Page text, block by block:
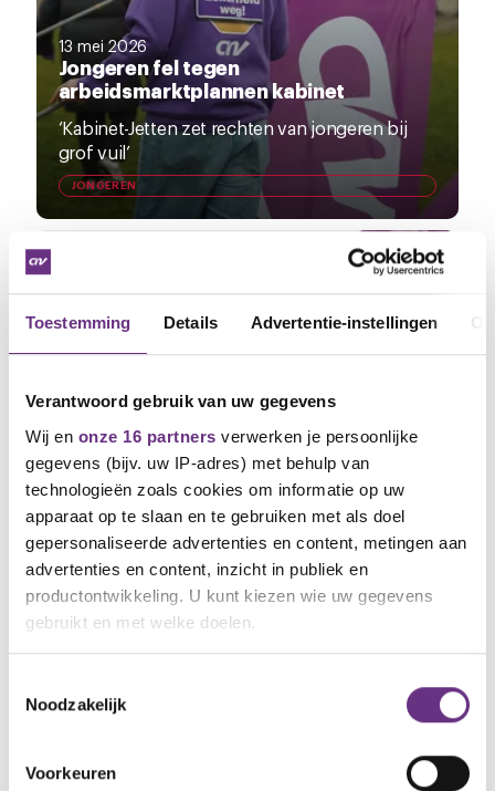
Toestemming Details Advertentie-instellingen
Verantwoord gebruik van uw gegevens
Wij en onze 16 partners verwerken je persoonlijke
gegevens (bijv. uw IP-adres) met behulp van
technologieën zoals cookies om informatie op uw
apparaat op te slaan en te gebruiken met als doel
gepersonaliseerde advertenties en content, metingen aan
advertenties en content, inzicht in publiek en
productontwikkeling. U kunt kiezen wie uw gegevens
gebruikt en met welke doelen.
Informatie verzamelen over uw geografische
Uw apparaat identificeren door het actief te
scannen op specifieke eigenschappen (fingerprinting)
Noodzakelijk
Voorkeuren
13 mei 2026
Jongeren fel tegen
arbeidsmarktplannen kabinet
‘Kabinet-Jetten zet rechten van jongeren bij
grof vuil’
JONGEREN
11 mei 2026
Ultimatum aan kabinet: haal plannen
voor WW, WIA en AOW van tafel
Als kabinet eisen van vakbonden niet inwilligt,